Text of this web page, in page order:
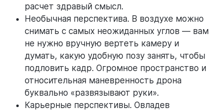
расчет здравый смысл.
Необычная перспектива. В воздухе можно
снимать с самых неожиданных углов — вам
не нужно вручную вертеть камеру и
думать, какую удобную позу занять, чтобы
подловить кадр. Огромное пространство и
относительная маневренность дрона
буквально «развязывают руки».
Карьерные перспективы. Овладев